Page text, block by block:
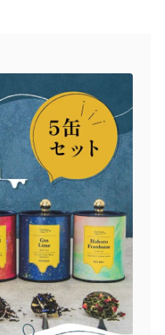
とろ生ガトーショコラ
とろ生 まとめ買いお得
セット
お中元